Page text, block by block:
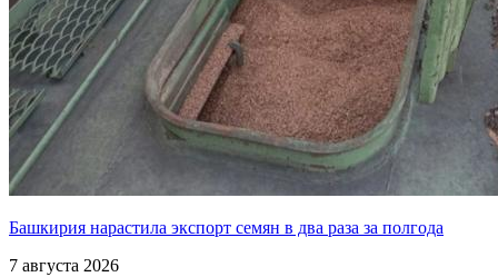
Башкирия нарастила экспорт семян в два раза за полгода
7 августа 2026